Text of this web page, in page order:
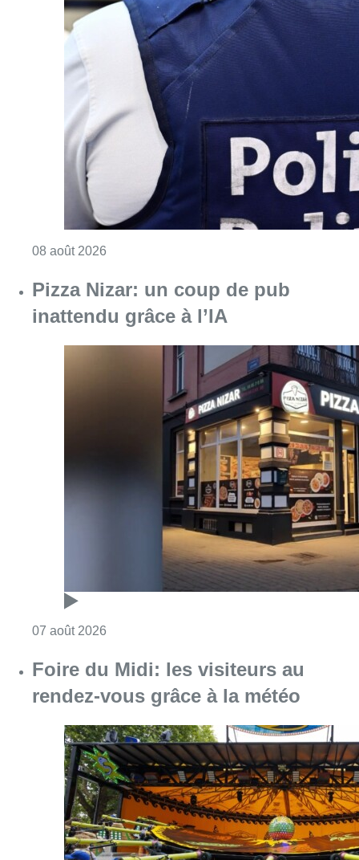
08 août 2026
Pizza Nizar: un coup de pub
inattendu grâce à l’IA
07 août 2026
Foire du Midi: les visiteurs au
rendez-vous grâce à la météo